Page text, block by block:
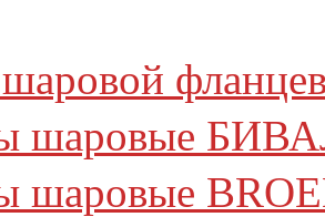
шаровые
шаровые